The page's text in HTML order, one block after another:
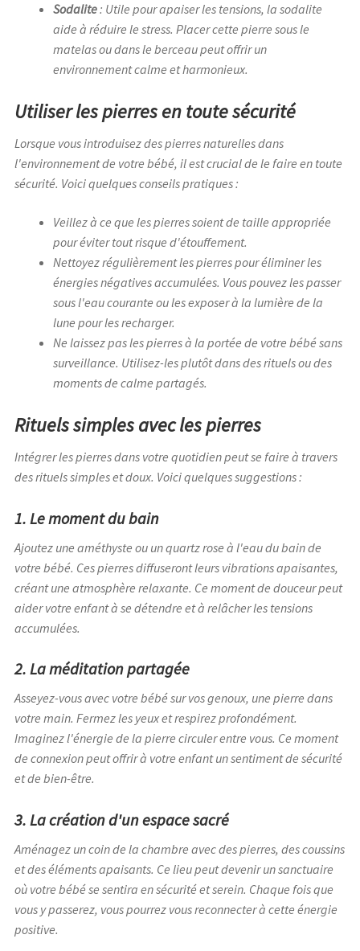
Sodalite: Utile pour apaiser les tensions, la sodalite
aide à réduire le stress. Placer cette pierre sous le
matelas ou dans le berceau peut offrir un
environnement calme et harmonieux.
Utiliser les pierres en toute sécurité
Lorsque vous introduisez des pierres naturelles dans
l'environnement de votre bébé, il est crucial de le faire en toute
sécurité. Voici quelques conseils pratiques :
Veillez à ce que les pierres soient de taille appropriée
pour éviter tout risque d'étouffement.
Nettoyez régulièrement les pierres pour éliminer les
énergies négatives accumulées. Vous pouvez les passer
sous l'eau courante ou les exposer à la lumière de la
lune pour les recharger.
Ne laissez pas les pierres à la portée de votre bébé sans
surveillance. Utilisez-les plutôt dans des rituels ou des
moments de calme partagés.
Rituels simples avec les pierres
Intégrer les pierres dans votre quotidien peut se faire à travers
des rituels simples et doux. Voici quelques suggestions :
1. Le moment du bain
Ajoutez une améthyste ou un quartz rose à l'eau du bain de
votre bébé. Ces pierres diffuseront leurs vibrations apaisantes,
créant une atmosphère relaxante. Ce moment de douceur peut
aider votre enfant à se détendre et à relâcher les tensions
accumulées.
2. La méditation partagée
Asseyez-vous avec votre bébé sur vos genoux, une pierre dans
votre main. Fermez les yeux et respirez profondément.
Imaginez l'énergie de la pierre circuler entre vous. Ce moment
de connexion peut offrir à votre enfant un sentiment de sécurité
et de bien-être.
3. La création d'un espace sacré
Aménagez un coin de la chambre avec des pierres, des coussins
et des éléments apaisants. Ce lieu peut devenir un sanctuaire
où votre bébé se sentira en sécurité et serein. Chaque fois que
vous y passerez, vous pourrez vous reconnecter à cette énergie
positive.